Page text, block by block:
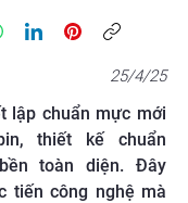
25/4/25
lập chuẩn mực mới
thiết kế chuẩn
toàn diện. Đây
tiến công nghệ mà